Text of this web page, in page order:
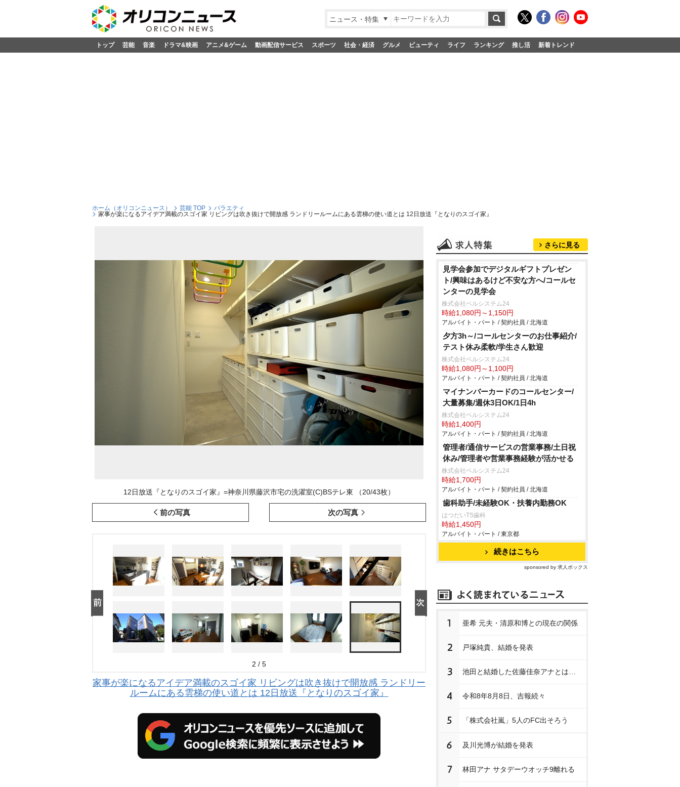
ニュース・特集
トップ 芸能 音楽 ドラマ&映画 アニメ&ゲーム 動画配信サービス スポーツ 社会・経済 グルメ ビューティ ライフ ランキング 推し活 新着トレンド
ホーム（オリコンニュース） 芸能 TOP
バラエティ
家事が楽になるアイデア満載のスゴイ家 リビングは吹き抜けで開放感 ランドリールームにある雲梯の使い道とは 12日放送『となりのスゴイ家』
12日放送『となりのスゴイ家』=神奈川県藤沢市宅の洗濯室(C)BSテレ東 （20/43枚）
前の写真 次の写真
2 / 5
家事が楽になるアイデア満載のスゴイ家 リビングは吹き抜けで開放感 ランドリー
ルームにある雲梯の使い道とは 12日放送『となりのスゴイ家』
さらに見る
見学会参加でデジタルギフトプレゼン
ト/興味はあるけど不安な方へ/コールセ
ンターの見学会
株式会社ベルシステム24
時給1,080円～1,150円
アルバイト・パート / 契約社員 / 北海道
夕方3h～/コールセンターのお仕事紹介/
テスト休み柔軟/学生さん歓迎
株式会社ベルシステム24
時給1,080円～1,100円
アルバイト・パート / 契約社員 / 北海道
マイナンバーカードのコールセンター/
大量募集/週休3日OK/1日4h
株式会社ベルシステム24
時給1,400円
アルバイト・パート / 契約社員 / 北海道
管理者/通信サービスの営業事務/土日祝
休み/管理者や営業事務経験が活かせる
株式会社ベルシステム24
時給1,700円
アルバイト・パート / 契約社員 / 北海道
歯科助手/未経験OK・扶養内勤務OK
はつだいTS歯科
時給1,450円
アルバイト・パート / 東京都
続きはこちら
sponsored by 求人ボックス
1 亜希 元夫・清原和博との現在の関係
2 戸塚純貴、結婚を発表
3 池田と結婚した佐藤佳奈アナとは…
4 令和8年8月8日、吉報続々
5 「株式会社嵐」5人のFC出そろう
6 及川光博が結婚を発表
7 林田アナ サタデーウオッチ9離れる